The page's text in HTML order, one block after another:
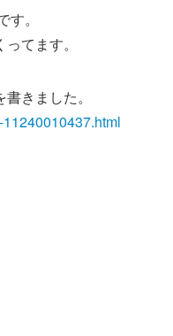
。
てます。
きました。